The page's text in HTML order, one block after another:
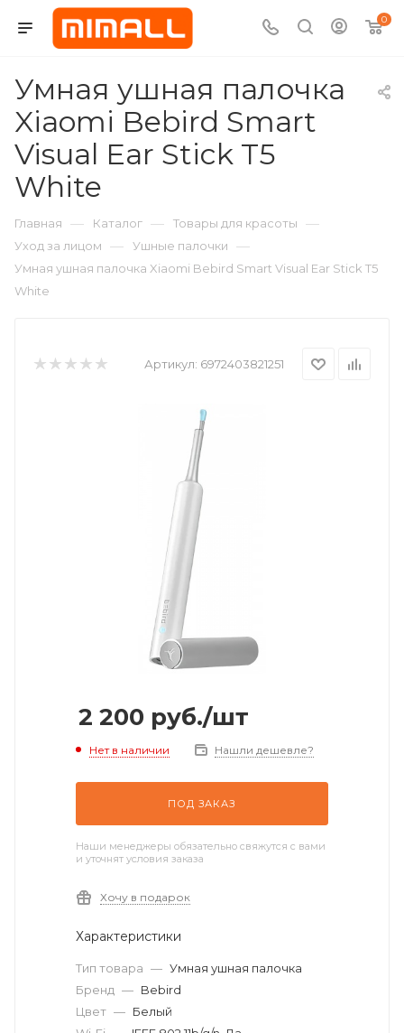
0
Умная ушная палочка
Xiaomi Bebird Smart
Visual Ear Stick T5
White
Главная — Каталог — Товары для красоты —
Уход за лицом — Ушные палочки —
Умная ушная палочка Xiaomi Bebird Smart Visual Ear Stick T5
White
Артикул: 6972403821251
2 200 руб./шт
Нет в наличии Нашли дешевле?
ПОД ЗАКАЗ
Наши менеджеры обязательно свяжутся с вами
и уточнят условия заказа
Хочу в подарок
Характеристики
Тип товара — Умная ушная палочка
Бренд — Bebird
Цвет — Белый